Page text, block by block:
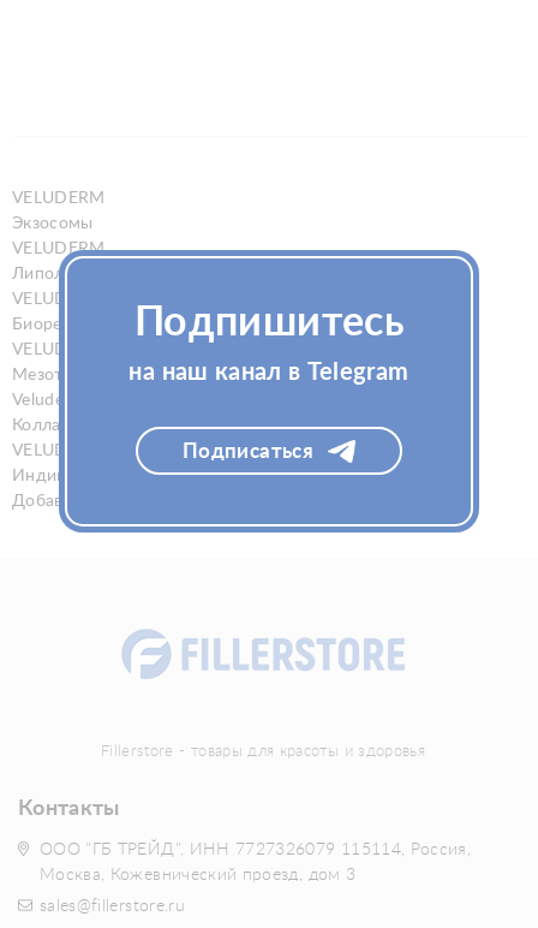
VELUDERM
Экзосомы
VELUDERM
Липолитик
VELUDERM
Биоревитализанты
VELUDERM
Мезотерапия
Veluderm
Коллагеновая терапия
VELUDERM
Индивидуальная защита
Добавки
Fillerstore - товары для красоты и здоровья
Контакты
ООО "ГБ ТРЕЙД", ИНН 7727326079 115114, Россия,
Москва, Кожевнический проезд, дом 3
sales@fillerstore.ru
Подпишитесь
на наш канал в Telegram
Подписаться